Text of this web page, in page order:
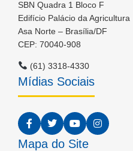
SBN Quadra 1 Bloco F
Edifício Palácio da Agricultura
Asa Norte – Brasília/DF
CEP: 70040-908
(61) 3318-4330
Mídias Sociais
Mapa do Site